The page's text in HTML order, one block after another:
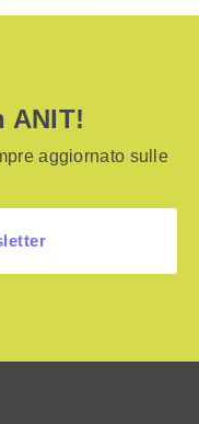
ANIT!
aggiornato sulle